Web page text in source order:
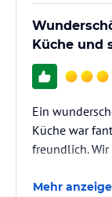
Küche und
Ein
Küche war
freundlich.
Mehr